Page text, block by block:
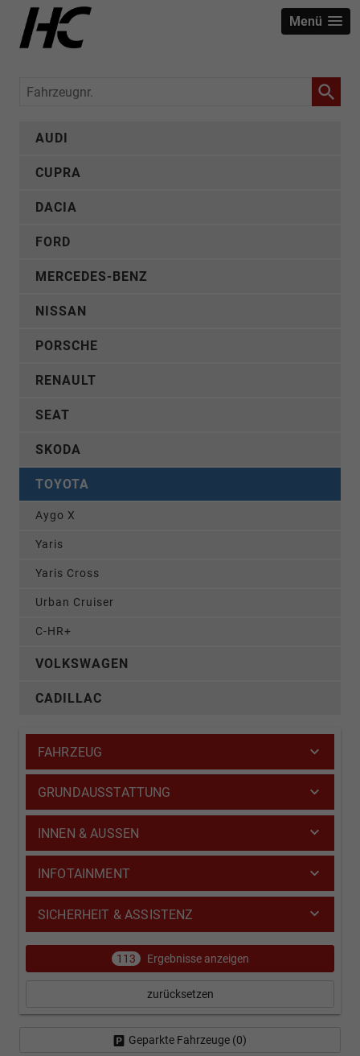
Menü
Fahrzeugnr.
AUDI
CUPRA
DACIA
FORD
MERCEDES-BENZ
NISSAN
PORSCHE
RENAULT
SEAT
SKODA
TOYOTA
Aygo X
Yaris
Yaris Cross
Urban Cruiser
C-HR+
VOLKSWAGEN
CADILLAC
FAHRZEUG
GRUNDAUSSTATTUNG
INNEN & AUSSEN
INFOTAINMENT
SICHERHEIT & ASSISTENZ
113 Ergebnisse anzeigen
zurücksetzen
Geparkte Fahrzeuge (0)